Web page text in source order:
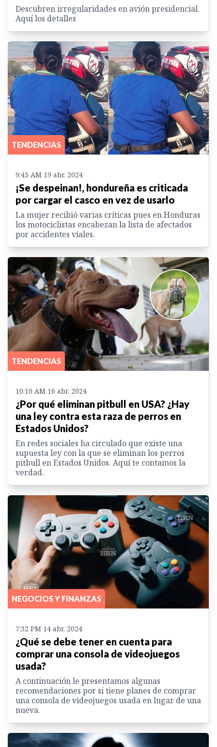
Descubren irregularidades en avión presidencial.
Aquí los detalles
TENDENCIAS
9:43 AM 19 abr. 2024
¡Se despeinan!, hondureña es criticada
por cargar el casco en vez de usarlo
La mujer recibió varias críticas pues en Honduras
los motociclistas encabezan la lista de afectados
por accidentes viales.
TENDENCIAS
10:10 AM 16 abr. 2024
¿Por qué eliminan pitbull en USA? ¿Hay
una ley contra esta raza de perros en
Estados Unidos?
En redes sociales ha circulado que existe una
supuesta ley con la que se eliminan los perros
pitbull en Estados Unidos. Aquí te contamos la
verdad.
NEGOCIOS Y FINANZAS
7:32 PM 14 abr. 2024
¿Qué se debe tener en cuenta para
comprar una consola de videojuegos
usada?
A continuación le presentamos algunas
recomendaciones por si tiene planes de comprar
una consola de videojuegos usada en lugar de una
nueva.